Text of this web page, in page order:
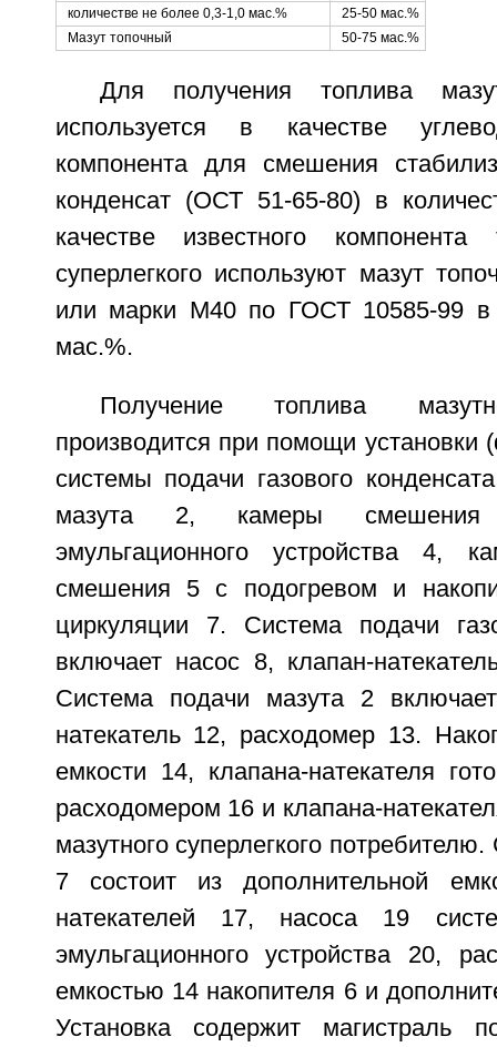
количестве не более 0,3-1,0 мас.%
25-50 мас.%
Мазут топочный
50-75 мас.%
Для получения топлива
используется в качестве
компонента для смешения
конденсат (ОСТ 51-65-80) в
качестве известного компонента
суперлегкого используют мазут
или марки М40 по ГОСТ 10585-99 в
мас.%.
Получение топлива
производится при помощи установки
системы подачи газового
мазута 2, камеры смешения
эмульгационного устройства 4,
смешения 5 с подогревом и
циркуляции 7. Система подачи
включает насос 8, клапан-
Система подачи мазута 2
натекатель 12, расходомер 13.
емкости 14, клапана-натекателя
расходомером 16 и клапана-
мазутного суперлегкого
7 состоит из дополнительной
натекателей 17, насоса 19
эмульгационного устройства 20,
емкостью 14 накопителя 6 и
Установка содержит магистраль